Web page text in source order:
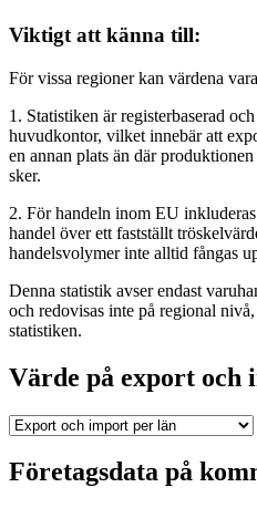
Viktigt att känna till:
För vissa regioner kan värdena
1. Statistiken är registerbaserad
huvudkontor, vilket innebär att
en annan plats än där
sker.
2. För handeln inom EU
handel över ett fastställt
handelsvolymer inte alltid fångas
Denna statistik avser endast
och redovisas inte på regional
statistiken.
Värde på export och
Företagsdata på